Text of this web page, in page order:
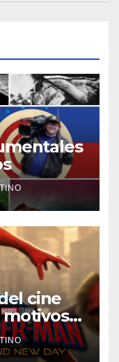
cine
motivos